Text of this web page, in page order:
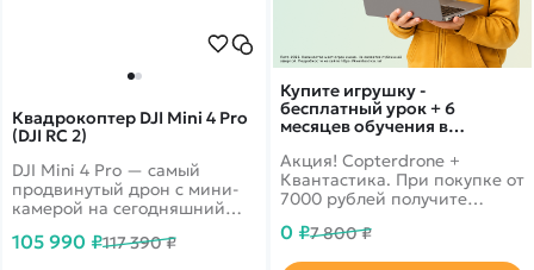
Купите игрушку -
бесплатный урок + 6
месяцев обучения в
Акция! Copterdrone +
Квантастика. При покупке от
7000 рублей получите
нашего партнера
0 ₽7 800 ₽
Квадрокоптер DJI Mini 4 Pro
(DJI RC 2)
DJI Mini 4 Pro — самый
продвинутый дрон с мини-
камерой на сегодняшний
мощные возможности
105 990 ₽117 390 ₽